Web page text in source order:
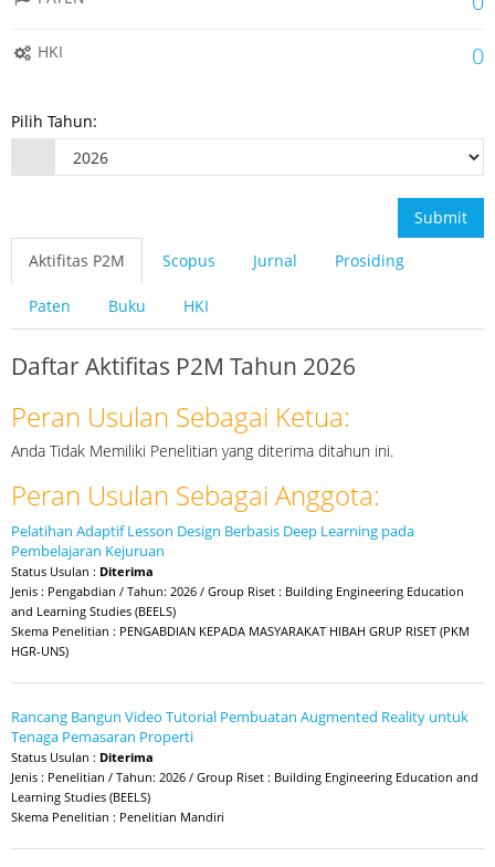
HKI 0
Pilih Tahun:
Submit
Aktifitas P2M Scopus Jurnal Prosiding
Paten Buku HKI
Daftar Aktifitas P2M Tahun 2026
Peran Usulan Sebagai Ketua:
Anda Tidak Memiliki Penelitian yang diterima ditahun ini.
Peran Usulan Sebagai Anggota:
Pelatihan Adaptif Lesson Design Berbasis Deep Learning pada
Pembelajaran Kejuruan
Status Usulan : Diterima
Jenis : Pengabdian / Tahun: 2026 / Group Riset : Building Engineering Education
and Learning Studies (BEELS)
Skema Penelitian : PENGABDIAN KEPADA MASYARAKAT HIBAH GRUP RISET (PKM
HGR-UNS)
Rancang Bangun Video Tutorial Pembuatan Augmented Reality untuk
Tenaga Pemasaran Properti
Status Usulan : Diterima
Jenis : Penelitian / Tahun: 2026 / Group Riset : Building Engineering Education and
Learning Studies (BEELS)
Skema Penelitian : Penelitian Mandiri